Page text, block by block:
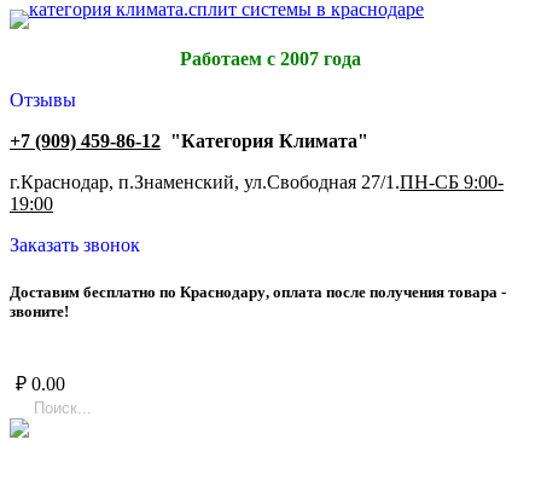
Работаем с 2007 года
Отзывы
+7 (909) 459-86-12 "Категория Климата"
г.Краснодар, п.Знаменский, ул.Свободная 27/1.ПН-СБ 9:00-
19:00
Заказать звонок
Доставим бесплатно по Краснодару, оплата после получения товара -
звоните!
₽ 0.00